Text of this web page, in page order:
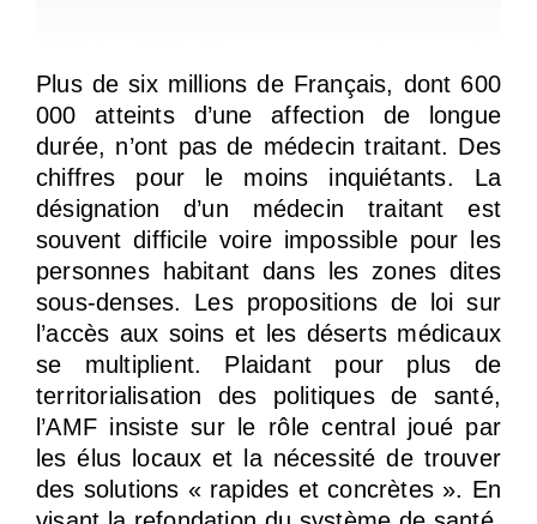
Plus de six millions de Français, dont 600
000 atteints d’une affection de longue
durée, n’ont pas de médecin traitant. Des
chiffres pour le moins inquiétants. La
désignation d’un médecin traitant est
souvent difficile voire impossible pour les
personnes habitant dans les zones dites
sous-denses. Les propositions de loi sur
l’accès aux soins et les déserts médicaux
se multiplient. Plaidant pour plus de
territorialisation des politiques de santé,
l’AMF insiste sur le rôle central joué par
les élus locaux et la nécessité de trouver
des solutions « rapides et concrètes ». En